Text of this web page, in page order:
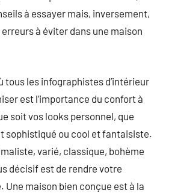
à essayer mais, inversement,
erreurs à éviter dans une maison
tous les infographistes d’intérieur
est l’importance du confort à
soit vos looks personnel, que
sophistiqué ou cool et fantaisiste.
varié, classique, bohème
décisif est de rendre votre
maison bien conçue est à la